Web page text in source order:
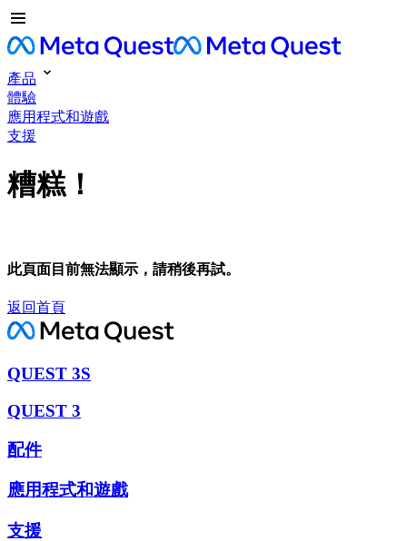
產品
體驗
應用程式和遊戲
支援
糟糕！
此頁面目前無法顯示，請稍後再試。
返回首頁
QUEST 3S
QUEST 3
配件
應用程式和遊戲
支援